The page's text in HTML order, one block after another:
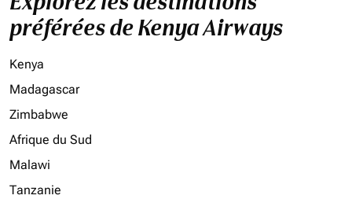
préférées de Kenya Airways
Kenya
Madagascar
Zimbabwe
Afrique du Sud
Malawi
Tanzanie